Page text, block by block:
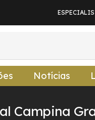
Notícias
Campina